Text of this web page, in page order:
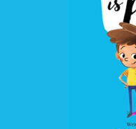
FINALIZAR COMPRA